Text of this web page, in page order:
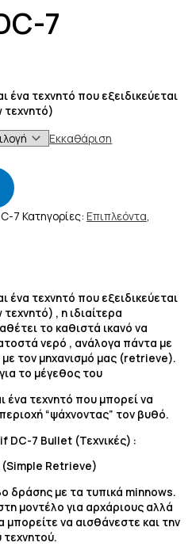
7
ένα τεχνητό που εξειδικεύεται
τεχνητό)
Εκκαθάριση
7 Κατηγορίες: Επιπλεόντα,
ένα τεχνητό που εξειδικεύεται
, η ιδιαίτερα
το καθιστά ικανό να
νερό , ανάλογα πάντα με
τον μηχανισμό μας (retrieve).
το μέγεθος του
ένα τεχνητό που μπορεί να
“ψάχνοντας” τον βυθό.
DC-7 Bullet (Τεχνικές) :
Retrieve)
δράσης με τα τυπικά minnows.
μοντέλο για αρχάριους αλλά
μπορείτε να αισθάνεστε και την